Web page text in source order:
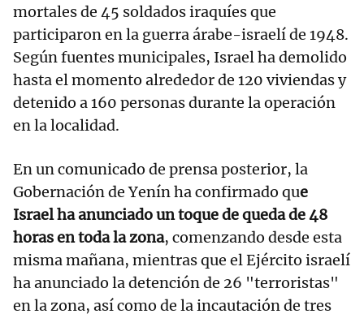
mortales de 45 soldados iraquíes que
participaron en la guerra árabe-israelí de 1948.
Según fuentes municipales, Israel ha demolido
hasta el momento alrededor de 120 viviendas y
detenido a 160 personas durante la operación
en la localidad.
En un comunicado de prensa posterior, la
Gobernación de Yenín ha confirmado que
Israel ha anunciado un toque de queda de 48
horas en toda la zona, comenzando desde esta
misma mañana, mientras que el Ejército israelí
ha anunciado la detención de 26 "terroristas"
en la zona, así como de la incautación de tres